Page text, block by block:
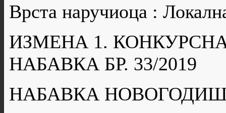
Врста наручиоца :
ИЗМЕНА 1.
НАБАВКА БР. 33/2019
НАБАВКА